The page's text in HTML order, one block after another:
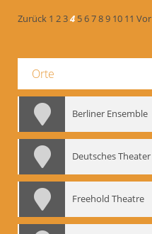
Zurück 1 234 56789 10 11 Vor
Orte
Berliner Ensemble
Deutsches Theater
Freehold Theatre